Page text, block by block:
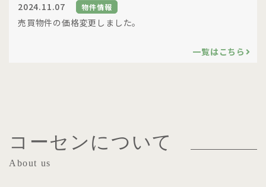
2024.11.07 物件情報
売買物件の価格変更しました。
一覧はこちら
コーセンについて
About us